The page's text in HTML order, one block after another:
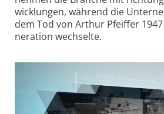
wick­lun­gen, wäh­rend die
dem Tod von Arthur Pfeif­fer
nera­tion wech­selte.